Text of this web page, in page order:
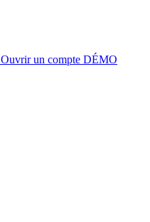
Ouvrir un compte DÉMO